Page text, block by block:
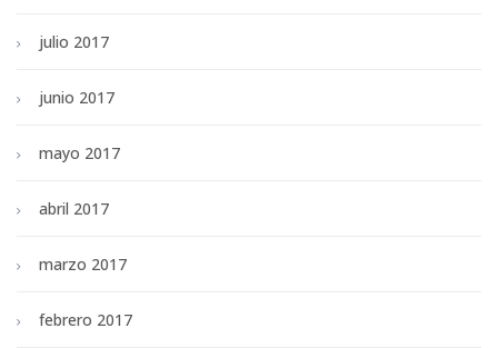
julio 2017
junio 2017
mayo 2017
abril 2017
marzo 2017
febrero 2017